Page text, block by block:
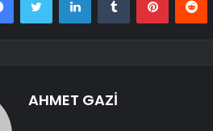
AHMET GAZİ